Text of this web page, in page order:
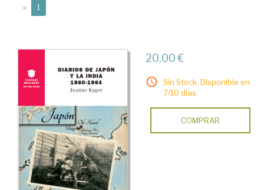
« 1
20,00 €
Sin Stock. Disponible en
7/10 días.
COMPRAR